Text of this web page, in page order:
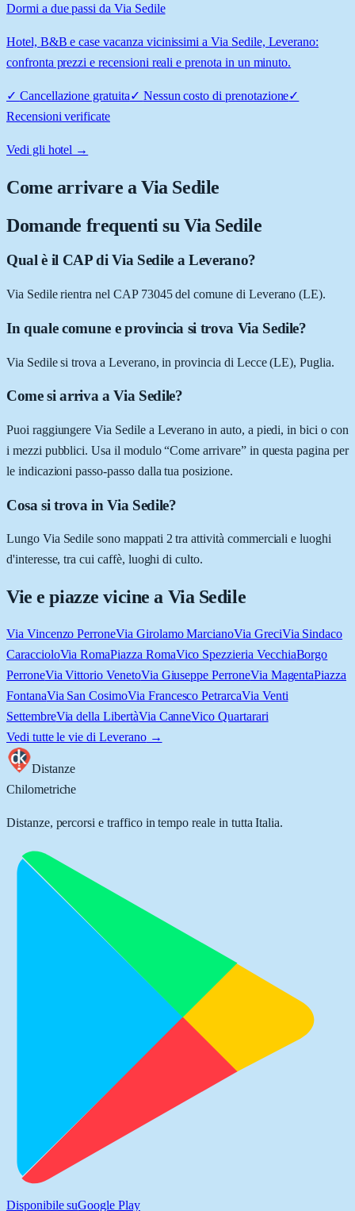
Dormi a due passi da Via Sedile
Hotel, B&B e case vacanza vicinissimi a Via Sedile, Leverano:
confronta prezzi e recensioni reali e prenota in un minuto.
✓ Cancellazione gratuita✓ Nessun costo di prenotazione✓
Recensioni verificate
Vedi gli hotel →
Come arrivare aVia Sedile
Domande frequenti su Via Sedile
Qual è il CAP di Via Sedile a Leverano?
Via Sedile rientra nel CAP 73045 del comune di Leverano (LE).
In quale comune e provincia si trova Via Sedile?
Via Sedile si trova a Leverano, in provincia di Lecce (LE), Puglia.
Come si arriva a Via Sedile?
Puoi raggiungere Via Sedile a Leverano in auto, a piedi, in bici o con
i mezzi pubblici. Usa il modulo “Come arrivare” in questa pagina per
le indicazioni passo-passo dalla tua posizione.
Cosa si trova in Via Sedile?
Lungo Via Sedile sono mappati 2 tra attività commerciali e luoghi
d'interesse, tra cui caffè, luoghi di culto.
Vie e piazze vicine a Via Sedile
Via Vincenzo PerroneVia Girolamo MarcianoVia GreciVia Sindaco
CaraccioloVia RomaPiazza RomaVico Spezzieria VecchiaBorgo
PerroneVia Vittorio VenetoVia Giuseppe PerroneVia MagentaPiazza
FontanaVia San CosimoVia Francesco PetrarcaVia Venti
SettembreVia della LibertàVia CanneVico Quartarari
Vedi tutte le vie di Leverano→
Distanze
Chilometriche
Distanze, percorsi e traffico in tempo reale in tutta Italia.
Disponibile suGoogle Play